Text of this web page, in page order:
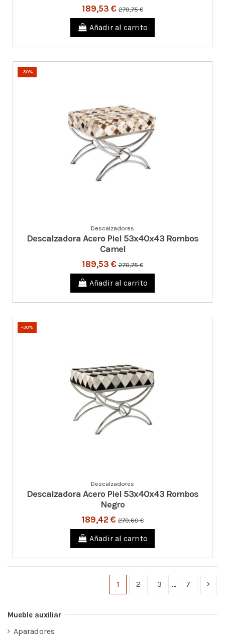
189,53 €270,75 €
Añadir al carrito
-30%
Descalzadores
Descalzadora Acero Piel 53x40x43 Rombos
Camel
189,53 €270,75 €
Añadir al carrito
-30%
Descalzadores
Descalzadora Acero Piel 53x40x43 Rombos
Negro
189,42 €270,60 €
Añadir al carrito
1 2 3 … 7
Mueble auxiliar
Aparadores